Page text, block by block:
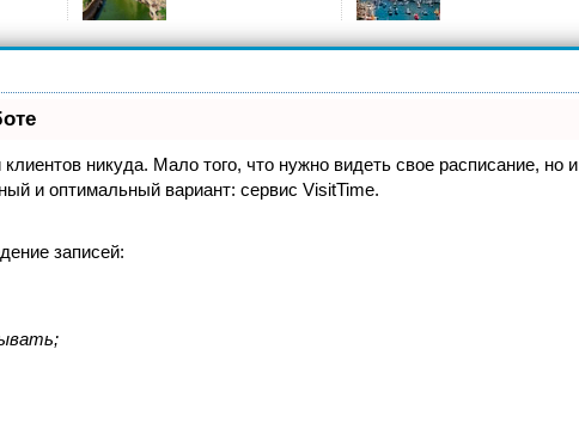
никуда. Мало того, что нужно видеть свое расписание, но и
и оптимальный вариант: сервис VisitTime.
записей: